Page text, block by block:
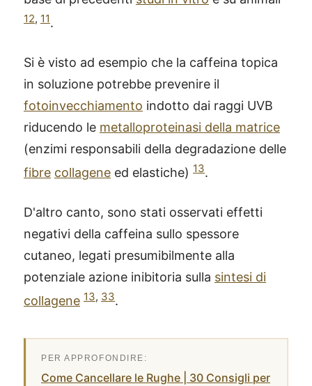
12, 11.
Si è visto ad esempio che la caffeina topica
in soluzione potrebbe prevenire il
fotoinvecchiamento indotto dai raggi UVB
riducendo le metalloproteinasi della matrice
(enzimi responsabili della degradazione delle
fibre collagene ed elastiche) 13.
D'altro canto, sono stati osservati effetti
negativi della caffeina sullo spessore
cutaneo, legati presumibilmente alla
potenziale azione inibitoria sulla sintesi di
collagene 13, 33.
Come Cancellare le Rughe | 30 Consigli per